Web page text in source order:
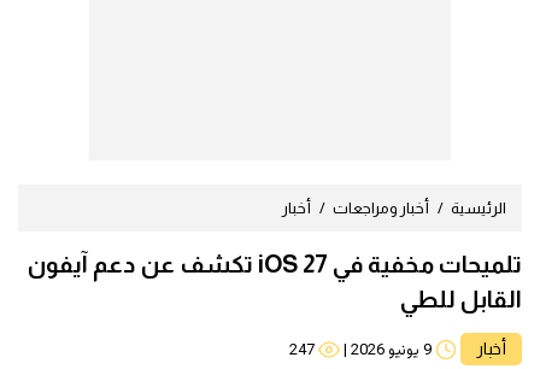
الرئيسية أخبار ومراجعات أخبار
تلميحات مخفية في iOS 27 تكشف عن دعم آيفون
القابل للطي
أخبار 9 يونيو 2026 |
247